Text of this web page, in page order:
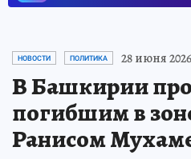
ЧИТАЙТЕ
НОВОСТИ ПОЛИТИКА 28 июня
В Башкирии
погибшим в